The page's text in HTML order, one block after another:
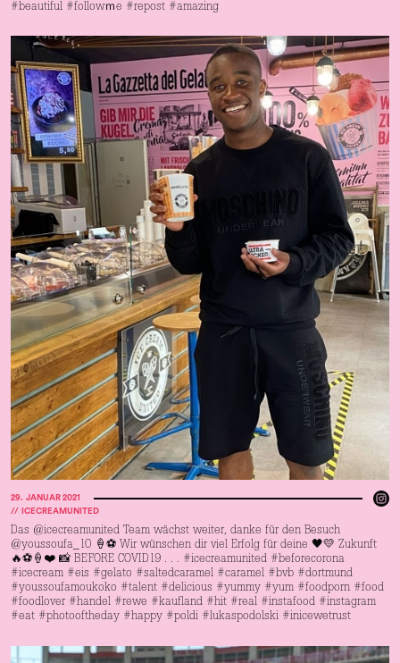
#beautiful #followｍe #repost #amazing
29. JANUAR 2021
// ICECREAMUNITED
Das @icecreamunited Team wächst weiter, danke für den Besuch
@youssoufa_10 🍦⚽️ Wir wünschen dir viel Erfolg für deine 🖤💛 Zukunft
🔥⚽️🍦❤️ 📸 BEFORE COVID19 . . . #icecreamunited #beforecorona
#icecream #eis #gelato #saltedcaramel #caramel #bvb #dortmund
#youssoufamoukoko #talent #delicious #yummy #yum #foodporn #food
#foodlover #handel #rewe #kaufland #hit #real #instafood #instagram
#eat #photooftheday #happy #poldi #lukaspodolski #inicewetrust